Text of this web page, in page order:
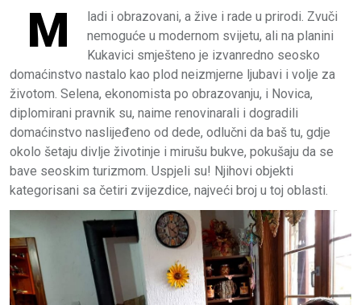
M
ladi i obrazovani, a žive i rade u prirodi. Zvuči
nemoguće u modernom svijetu, ali na planini
Kukavici smješteno je izvanredno seosko
domaćinstvo nastalo kao plod neizmjerne ljubavi i volje za
životom. Selena, ekonomista po obrazovanju, i Novica,
diplomirani pravnik su, naime renovinarali i dogradili
domaćinstvo naslijeđeno od dede, odlučni da baš tu, gdje
okolo šetaju divlje životinje i mirušu bukve, pokušaju da se
bave seoskim turizmom. Uspjeli su! Njihovi objekti
kategorisani sa četiri zvijezdice, najveći broj u toj oblasti.